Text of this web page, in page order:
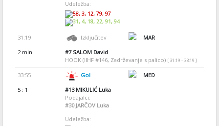
Udeležba:
58, 3, 12, 79, 97
31, 4, 18, 22, 91, 94
31:19 Izključitev
MAR
2 min
#7SALOM David
HOOK (IIHF #146, Zadrževanje s palico) [ 31:19 - 33:19 ]
33:55 Gol
MED
5 : 1
#13MIKULIĆ Luka
Podajalci:
#30JARČOV Luka
Udeležba: